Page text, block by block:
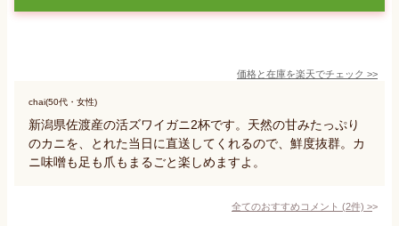
価格と在庫を楽天でチェック >>
chai(50代・女性)
新潟県佐渡産の活ズワイガニ2杯です。天然の甘みたっぷり
のカニを、とれた当日に直送してくれるので、鮮度抜群。カ
ニ味噌も足も爪もまるごと楽しめますよ。
全てのおすすめコメント (2件) >